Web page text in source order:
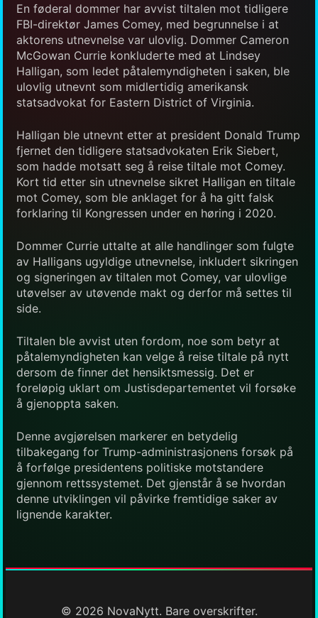
En føderal dommer har avvist tiltalen mot tidligere
FBI-direktør James Comey, med begrunnelse i at
aktorens utnevnelse var ulovlig. Dommer Cameron
McGowan Currie konkluderte med at Lindsey
Halligan, som ledet påtalemyndigheten i saken, ble
ulovlig utnevnt som midlertidig amerikansk
statsadvokat for Eastern District of Virginia.
Halligan ble utnevnt etter at president Donald Trump
fjernet den tidligere statsadvokaten Erik Siebert,
som hadde motsatt seg å reise tiltale mot Comey.
Kort tid etter sin utnevnelse sikret Halligan en tiltale
mot Comey, som ble anklaget for å ha gitt falsk
forklaring til Kongressen under en høring i 2020.
Dommer Currie uttalte at alle handlinger som fulgte
av Halligans ugyldige utnevnelse, inkludert sikringen
og signeringen av tiltalen mot Comey, var ulovlige
utøvelser av utøvende makt og derfor må settes til
side.
Tiltalen ble avvist uten fordom, noe som betyr at
påtalemyndigheten kan velge å reise tiltale på nytt
dersom de finner det hensiktsmessig. Det er
foreløpig uklart om Justisdepartementet vil forsøke
å gjenoppta saken.
Denne avgjørelsen markerer en betydelig
tilbakegang for Trump-administrasjonens forsøk på
å forfølge presidentens politiske motstandere
gjennom rettssystemet. Det gjenstår å se hvordan
denne utviklingen vil påvirke fremtidige saker av
lignende karakter.
© 2026 NovaNytt. Bare overskrifter.